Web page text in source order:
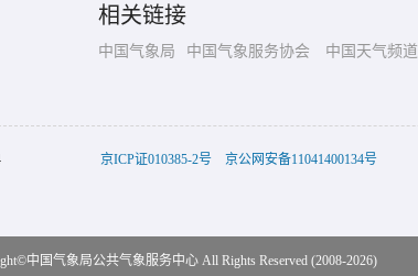
相关链接
中国气象局 中国气象服务协会 中国天气频道
京ICP证010385-2号 京公网安备11041400134号
中国气象局公共气象服务中心All Rights Reserved (2008-2026)